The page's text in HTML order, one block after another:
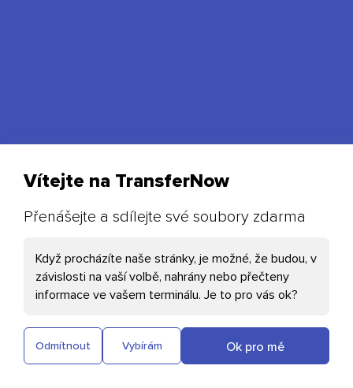
Rychlé a bezplatné odesílat fotografié, videa a
další soubory
Vítejte na TransferNow
Přenášejte a sdílejte své soubory zdarma
Když procházíte naše stránky, je možné, že budou, v
závislosti na vaší volbě, nahrány nebo přečteny
informace ve vašem terminálu. Je to pro vás ok?
Odmítnout Vybírám Ok pro mě
Vaše preference souborů
Nezbytné Cookies
Cloudflare: Tento soubor cookie pomáhá při
načítání stránek a ověřování uživatelů
Plausible: Měří návštěvnost našich